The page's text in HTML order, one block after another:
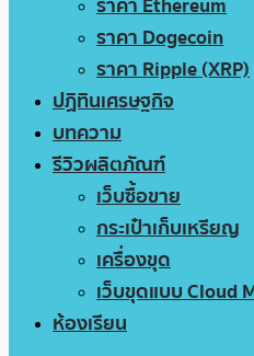
ราคา Dogecoin
ราคา Ripple (XRP)
ปฏิทินเศรษฐกิจ
บทความ
รีวิวผลิตภัณฑ์
เว็บซื้อขาย
กระเป๋าเก็บเหรียญ
เครื่องขุด
เว็บขุดแบบ Cloud
ห้องเรียน